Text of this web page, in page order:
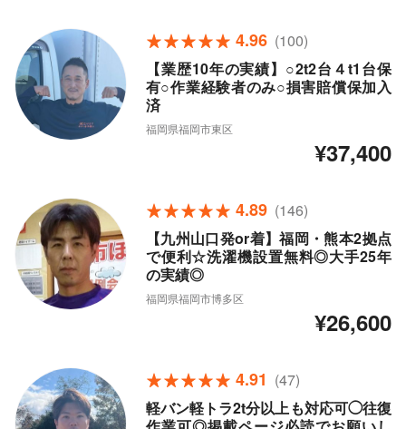
4.96 (100)
【業歴10年の実績】○2t2台４t1台保
有○作業経験者のみ○損害賠償保加入
済
福岡県福岡市東区
¥37,400
4.89 (146)
【九州山口発or着】福岡・熊本2拠点
で便利☆洗濯機設置無料◎大手25年
の実績◎
福岡県福岡市博多区
¥26,600
4.91 (47)
軽バン軽トラ2t分以上も対応可◯往復